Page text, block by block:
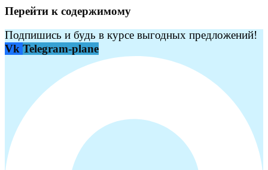
Перейти к содержимому
Подпишись и будь в курсе выгодных предложений!
Vk Telegram-plane